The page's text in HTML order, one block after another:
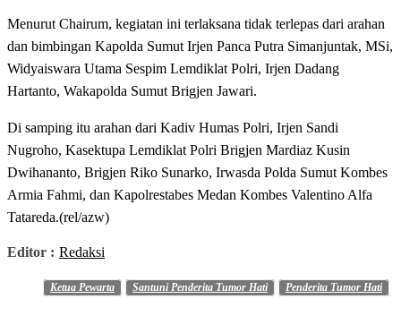
Menurut Chairum, kegiatan ini terlaksana tidak terlepas dari arahan
dan bimbingan Kapolda Sumut Irjen Panca Putra Simanjuntak, MSi,
Widyaiswara Utama Sespim Lemdiklat Polri, Irjen Dadang
Hartanto, Wakapolda Sumut Brigjen Jawari.
Di samping itu arahan dari Kadiv Humas Polri, Irjen Sandi
Nugroho, Kasektupa Lemdiklat Polri Brigjen Mardiaz Kusin
Dwihananto, Brigjen Riko Sunarko, Irwasda Polda Sumut Kombes
Armia Fahmi, dan Kapolrestabes Medan Kombes Valentino Alfa
Tatareda.(rel/azw)
Editor : Redaksi
Ketua Pewarta Santuni Penderita Tumor Hati Penderita Tumor Hati